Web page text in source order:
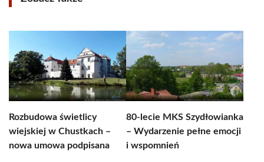
Rozbudowa świetlicy
wiejskiej w Chustkach –
nowa umowa podpisana
80-lecie MKS Szydłowianka
– Wydarzenie pełne emocji
i wspomnień